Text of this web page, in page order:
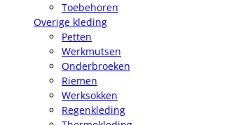
Toebehoren
Overige kleding
Petten
Werkmutsen
Onderbroeken
Riemen
Werksokken
Regenkleding